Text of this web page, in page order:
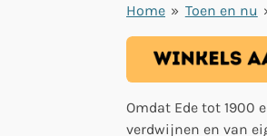
Home » Toen en nu
Omdat Ede tot 1900
verdwijnen en van